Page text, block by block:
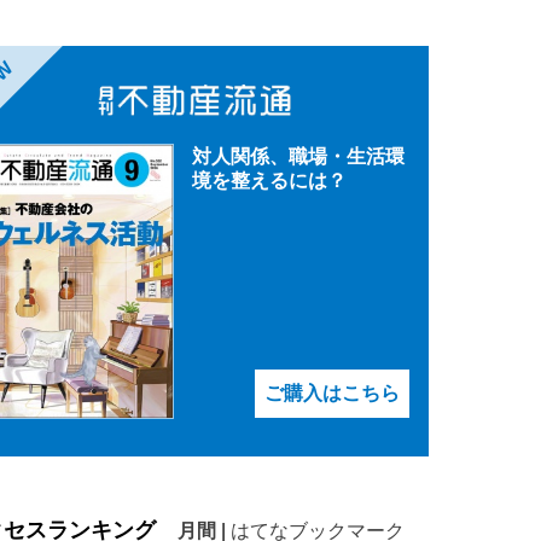
対人関係、職場・生活環
境を整えるには？
ご購入はこちら
セスランキング 月間 はてなブックマーク